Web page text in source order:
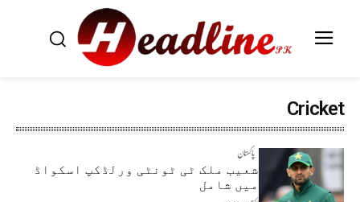
Cricket
پاکستان
شعیب ملک ٹی ٹونٹی ورلڈکپ اسکواڈ
میں شامل